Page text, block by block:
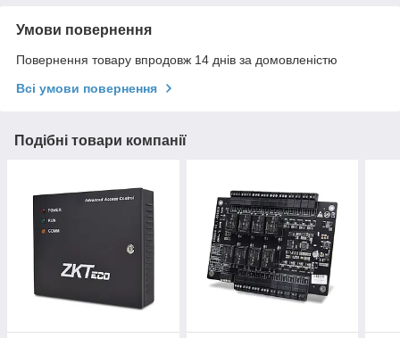
Умови повернення
Повернення товару впродовж 14 днів за домовленістю
Всі умови повернення
Подібні товари компанії